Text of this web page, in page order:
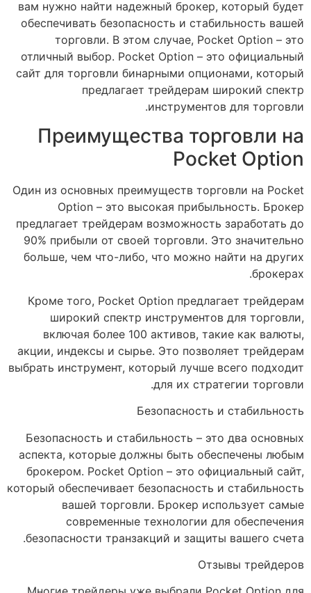
вам нужно найти надежный брокер, который будет
обеспечивать безопасность и стабильность вашей
торговли. В этом случае, Pocket Option – это
отличный выбор. Pocket Option – это официальный
сайт для торговли бинарными опционами, который
предлагает трейдерам широкий спектр
инструментов для торговли.
Преимущества торговли на
Pocket Option
Один из основных преимуществ торговли на Pocket
Option – это высокая прибыльность. Брокер
предлагает трейдерам возможность заработать до
90% прибыли от своей торговли. Это значительно
больше, чем что-либо, что можно найти на других
брокерах.
Кроме того, Pocket Option предлагает трейдерам
широкий спектр инструментов для торговли,
включая более 100 активов, такие как валюты,
акции, индексы и сырье. Это позволяет трейдерам
выбрать инструмент, который лучше всего подходит
для их стратегии торговли.
Безопасность и стабильность
Безопасность и стабильность – это два основных
аспекта, которые должны быть обеспечены любым
брокером. Pocket Option – это официальный сайт,
который обеспечивает безопасность и стабильность
вашей торговли. Брокер использует самые
современные технологии для обеспечения
безопасности транзакций и защиты вашего счета.
Отзывы трейдеров